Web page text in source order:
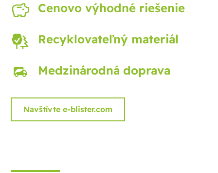
Cenovo výhodné riešenie
Recyklovateľný materiál
Medzinárodná doprava
Navštívte e-blister.com